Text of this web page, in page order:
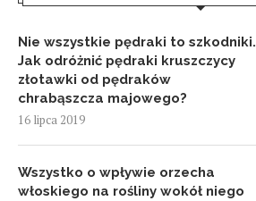
Nie wszystkie pędraki to szkodniki.
Jak odróżnić pędraki kruszczycy
złotawki od pędraków
chrabąszcza majowego?
16 lipca 2019
Wszystko o wpływie orzecha
włoskiego na rośliny wokół niego